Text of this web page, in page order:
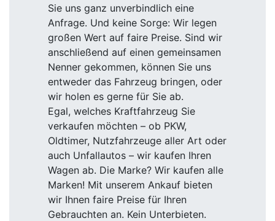
Sie uns ganz unverbindlich eine
Anfrage. Und keine Sorge: Wir legen
großen Wert auf faire Preise. Sind wir
anschließend auf einen gemeinsamen
Nenner gekommen, können Sie uns
entweder das Fahrzeug bringen, oder
wir holen es gerne für Sie ab.
Egal, welches Kraftfahrzeug Sie
verkaufen möchten – ob PKW,
Oldtimer, Nutzfahrzeuge aller Art oder
auch Unfallautos – wir kaufen Ihren
Wagen ab. Die Marke? Wir kaufen alle
Marken! Mit unserem Ankauf bieten
wir Ihnen faire Preise für Ihren
Gebrauchten an. Kein Unterbieten.